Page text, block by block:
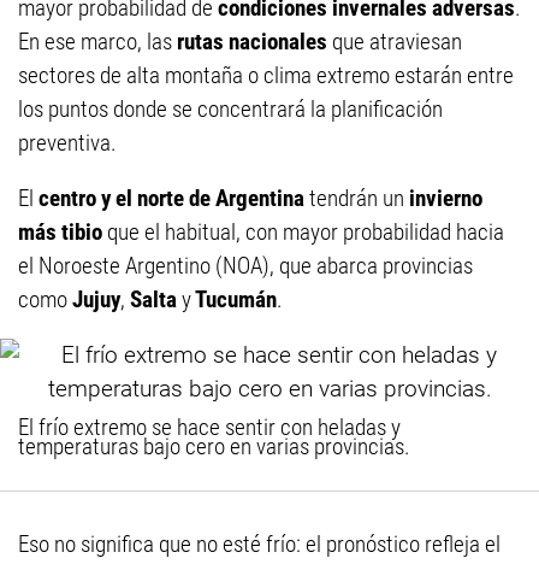
mayor probabilidad de condiciones invernales adversas.
En ese marco, las rutas nacionales que atraviesan
sectores de alta montaña o clima extremo estarán entre
los puntos donde se concentrará la planificación
preventiva.
El centro y el norte de Argentinatendrán un invierno
más tibio que el habitual, con mayor probabilidad hacia
el Noroeste Argentino (NOA), que abarca provincias
comoJujuy, SaltayTucumán.
El frío extremo se hace sentir con heladas y
temperaturas bajo cero en varias provincias.
Eso no significa que no esté frío: el pronóstico refleja el